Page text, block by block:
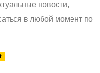
новости,
в любой момент по